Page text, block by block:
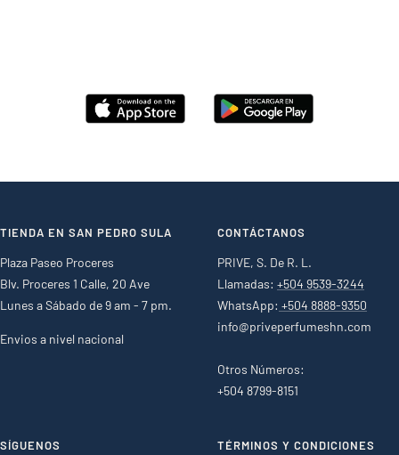
TIENDA EN SAN PEDRO SULA
Plaza Paseo Proceres
Blv. Proceres 1 Calle, 20 Ave
Lunes a Sábado de 9 am - 7 pm.
Envios a nivel nacional
CONTÁCTANOS
PRIVE, S. De R. L.
Llamadas: +504 9539-3244
WhatsApp: +504 8888-9350
info@priveperfumeshn.com
Otros Números:
+504 8799-8151
SÍGUENOS TÉRMINOS Y CONDICIONES